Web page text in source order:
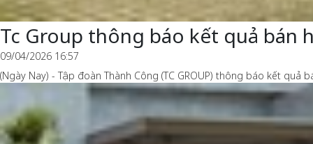
Tc Group thông báo kết quả bán
09/04/2026 16:57
(Ngày Nay) - Tập đoàn Thành Công (TC GROUP) thông báo kết